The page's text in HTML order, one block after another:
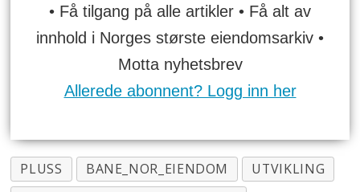
• Få tilgang på alle artikler • Få alt av
innhold i Norges største eiendomsarkiv •
Motta nyhetsbrev
Allerede abonnent? Logg inn her
PLUSS BANE_NOR_EIENDOM
UTVIKLING